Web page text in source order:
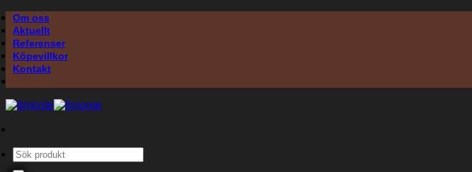
Skip
to
content
Om oss
Aktuellt
Referenser
Köpevillkor
Kontakt
Sök
efter: